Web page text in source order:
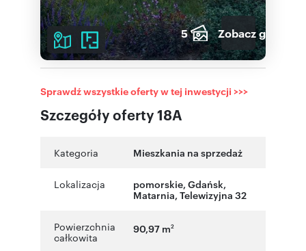
5 Zobacz galerię
Szczegóły oferty 18A
Sprawdź wszystkie oferty w tej inwestycji >>>
Kategoria Mieszkania na sprzedaż
Lokalizacja pomorskie, Gdańsk,
Matarnia, Telewizyjna 32
Powierzchnia
całkowita
90,97 m2